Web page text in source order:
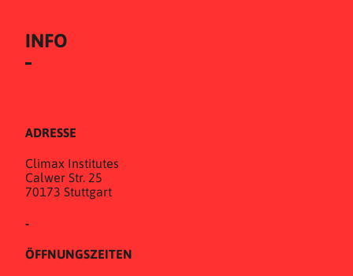
INFO
ADRESSE
Climax Institutes
Calwer Str. 25
70173 Stuttgart
-
ÖFFNUNGSZEITEN